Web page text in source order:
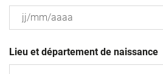
slash
MM
Lieu et département de naissance